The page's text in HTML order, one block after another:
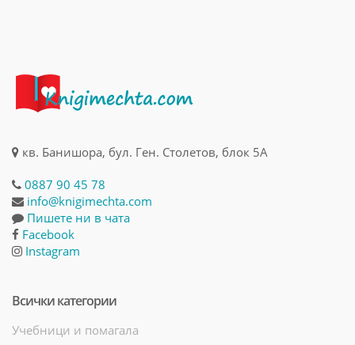
кв. Банишора, бул. Ген. Столетов, блок 5А
0887 90 45 78
info@knigimechta.com
Пишете ни в чата
Facebook
Instagram
Всички категории
Учебници и помагала